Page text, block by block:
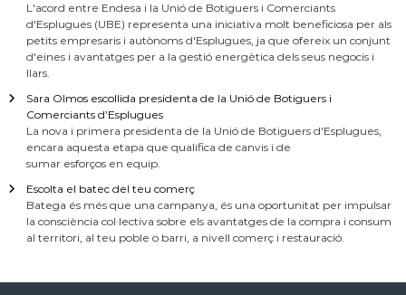
L'acord entre Endesa i la Unió de Botiguers i Comerciants
d'Esplugues (UBE) representa una iniciativa molt beneficiosa per als
petits empresaris i autònoms d'Esplugues, ja que ofereix un conjunt
d'eines i avantatges per a la gestió energètica dels seus negocis i
llars.
Sara Olmos escollida presidenta de la Unió de Botiguers i
Comerciants d’Esplugues
La nova i primera presidenta de la Unió de Botiguers d'Esplugues,
encara aquesta etapa que qualifica de canvis i de
sumar esforços en equip.
Escolta el batec del teu comerç
Batega és més que una campanya, és una oportunitat per impulsar
la consciència col·lectiva sobre els avantatges de la compra i consum
al territori, al teu poble o barri, a nivell comerç i restauració.